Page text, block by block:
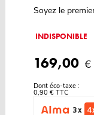
Soyez le
INDISPONIBLE
169,00 €
Dont éco-taxe :
0,90 € TTC
3 x
4